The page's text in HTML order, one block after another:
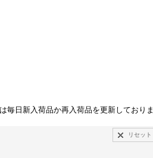
毎日新入荷品か再入荷品を更新しておりま
リセット